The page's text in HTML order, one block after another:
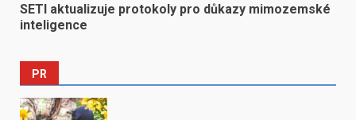
SETI aktualizuje protokoly pro důkazy mimozemské
inteligence
PR